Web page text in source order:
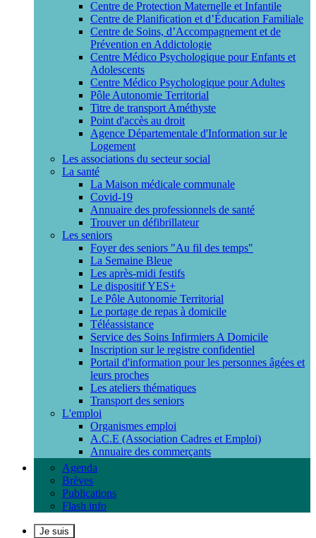
Centre de Protection Maternelle et Infantile
Centre de Planification et d’Éducation Familiale
Centre de Soins, d’Accompagnement et de
Prévention en Addictologie
Centre Médico Psychologique pour Enfants et
Adolescents
Centre Médico Psychologique pour Adultes
Pôle Autonomie Territorial
Titre de transport Améthyste
Point d'accès au droit
Agence Départementale d'Information sur le
Logement
Les associations du secteur social
La santé
La Maison médicale communale
Covid-19
Annuaire des professionnels de santé
Trouver un défibrillateur
Les seniors
Foyer des seniors "Au fil des temps"
La Semaine Bleue
Les après-midi festifs
Le dispositif YES+
Le Pôle Autonomie Territorial
Le portage de repas à domicile
Téléassistance
Service des Soins Infirmiers A Domicile
Inscription sur le registre confidentiel
Portail d'information pour les personnes âgées et
leurs proches
Les ateliers thématiques
Transport des seniors
L'emploi
Organismes emploi
A.C.E (Association Cadres et Emploi)
Annuaire des commerçants
Agenda
Brèves
Publications
Flash info
Je suis